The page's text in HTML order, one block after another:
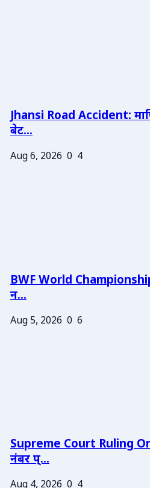
Jhansi Road Accident:
बेट...
Aug 6, 2026 0 4
BWF World
न...
Aug 5, 2026 0 6
Supreme Court Ruling
नंबर प्...
Aug 4, 2026 0 4